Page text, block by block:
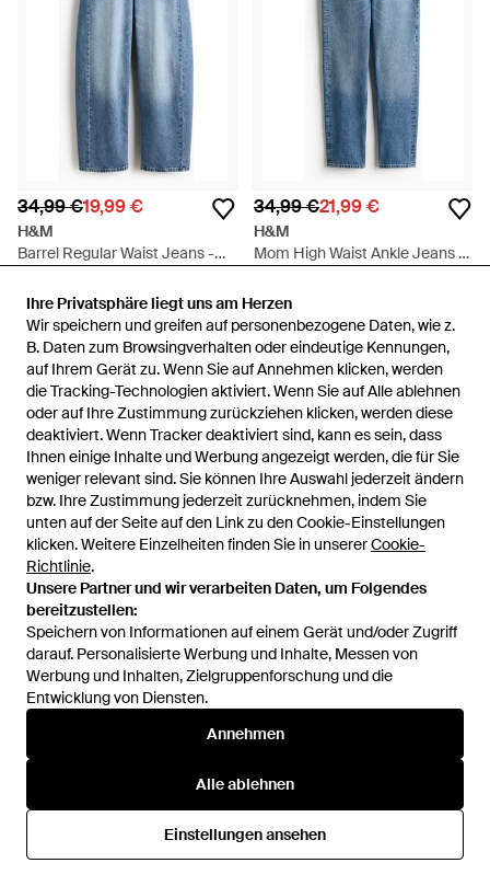
Ihre Privatsphäre liegt uns am Herzen
Wir speichern und greifen auf personenbezogene Daten, wie z.
B. Daten zum Browsingverhalten oder eindeutige Kennungen,
auf Ihrem Gerät zu. Wenn Sie auf Annehmen klicken, werden
die Tracking-Technologien aktiviert. Wenn Sie auf Alle ablehnen
oder auf Ihre Zustimmung zurückziehen klicken, werden diese
deaktiviert. Wenn Tracker deaktiviert sind, kann es sein, dass
Ihnen einige Inhalte und Werbung angezeigt werden, die für Sie
weniger relevant sind. Sie können Ihre Auswahl jederzeit ändern
bzw. Ihre Zustimmung jederzeit zurücknehmen, indem Sie
unten auf der Seite auf den Link zu den Cookie-Einstellungen
klicken. Weitere Einzelheiten finden Sie in unsererCookie-
Richtlinie.
Unsere Partner und wir verarbeiten Daten, um Folgendes
bereitzustellen:
Speichern von Informationen auf einem Gerät und/oder Zugriff
darauf. Personalisierte Werbung und Inhalte, Messen von
Werbung und Inhalten, Zielgruppenforschung und die
Entwicklung von Diensten.
Annehmen
Alle ablehnen
Einstellungen ansehen
Ihre Privatsphäre liegt uns am Herzen
Wir speichern und greifen auf personenbezogene Daten, wie z.
B. Daten zum Browsingverhalten oder eindeutige Kennungen,
auf Ihrem Gerät zu. Wenn Sie auf Annehmen klicken, werden
die Tracking-Technologien aktiviert. Wenn Sie auf Alle ablehnen
oder auf Ihre Zustimmung zurückziehen klicken, werden diese
deaktiviert. Wenn Tracker deaktiviert sind, kann es sein, dass
Ihnen einige Inhalte und Werbung angezeigt werden, die für Sie
weniger relevant sind. Sie können Ihre Auswahl jederzeit ändern
bzw. Ihre Zustimmung jederzeit zurücknehmen, indem Sie
unten auf der Seite auf den Link zu den Cookie-Einstellungen
klicken. Weitere Einzelheiten finden Sie in unsererCookie-
Richtlinie.
Unsere Partner und wir verarbeiten Daten, um Folgendes
bereitzustellen:
Speichern von Informationen auf einem Gerät und/oder Zugriff
darauf. Personalisierte Werbung und Inhalte, Messen von
Werbung und Inhalten, Zielgruppenforschung und die
Entwicklung von Diensten.
Annehmen
Alle ablehnen
Einstellungen ansehen
34,99 €19,99 €
H&M
Barrel Regular Waist Jeans -
SALE
34,99 €21,99 €
H&M
Mom High Waist Ankle Jeans -
SALE
29,99 €
H&M
Wide High Waist Jeans - Blau
VonH&M
44,99 €
H&M
MAMA Wide High Waist Ankle
Jeans - Weiß